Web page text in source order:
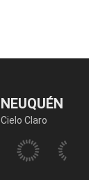
NEUQUÉN
Cielo Claro